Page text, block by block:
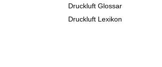
Druckluft Glossar
Druckluft Lexikon